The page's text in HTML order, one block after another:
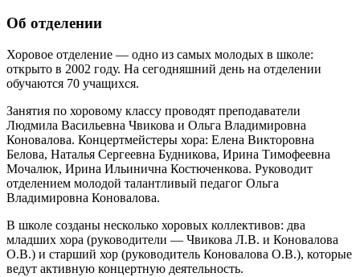
Об отделении
Хоровое отделение — одно из самых молодых в школе:
открыто в 2002 году. На сегодняшний день на отделении
обучаются 70 учащихся.
Занятия по хоровому классу проводят преподаватели
Людмила Васильевна Чвикова и Ольга Владимировна
Коновалова. Концертмейстеры хора: Елена Викторовна
Белова, Наталья Сергеевна Будникова, Ирина Тимофеевна
Мочалюк, Ирина Ильинична Костюченкова. Руководит
отделением молодой талантливый педагог Ольга
Владимировна Коновалова.
В школе созданы несколько хоровых коллективов: два
младших хора (руководители — Чвикова Л.В. и Коновалова
О.В.) и старший хор (руководитель Коновалова О.В.), которые
ведут активную концертную деятельность.